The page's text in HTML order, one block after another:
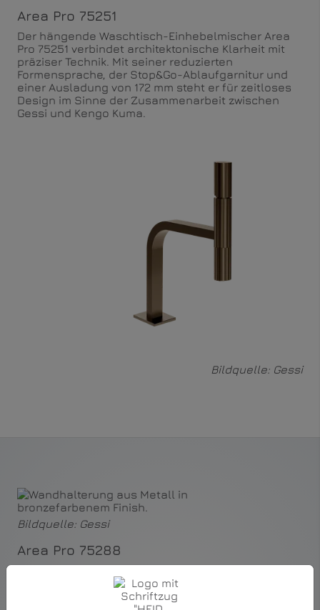
Area Pro 75251
Der hängende Waschtisch-Einhebelmischer Area
Pro 75251 verbindet architektonische Klarheit mit
präziser Technik. Mit seiner reduzierten
Formensprache, der Stop&Go-Ablaufgarnitur und
einer Ausladung von 172 mm steht er für zeitloses
Design im Sinne der Zusammenarbeit zwischen
Gessi und Kengo Kuma.
Bildquelle: Gessi
Bildquelle: Gessi
Area Pro 75288
Waschtisch-Einhebelmischer um einen separaten
Auslauf und folgt konsequent der